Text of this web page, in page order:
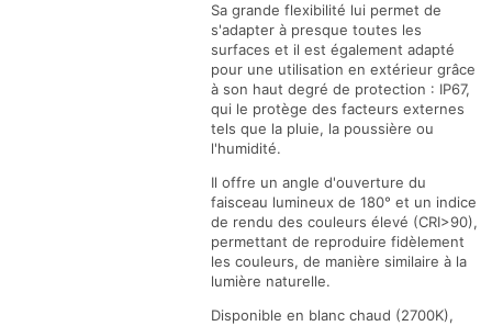
Sa grande flexibilité lui permet de
s'adapter à presque toutes les
surfaces et il est également adapté
pour une utilisation en extérieur grâce
à son haut degré de protection : IP67,
qui le protège des facteurs externes
tels que la pluie, la poussière ou
l'humidité.
Il offre un angle d'ouverture du
faisceau lumineux de 180° et un indice
de rendu des couleurs élevé (CRI>90),
permettant de reproduire fidèlement
les couleurs, de manière similaire à la
lumière naturelle.
Disponible en blanc chaud (2700K),